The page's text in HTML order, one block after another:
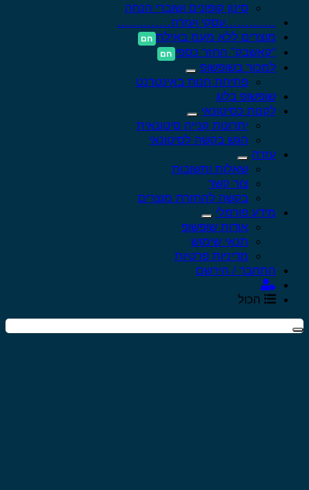
סינון קופונים ושוברי הנחה
………….עסקי ועזרה…………..
מוצרים ללא מעמ באילת
“קאשבק” החזר כספי
למכור בשופשופ
פתיחת חנות באינטרנט
שופשופ בלוג
לקנות כסיטונאי
יתרונות קנייה סיטונאית
הגש בקשה לסיטונאי
עזרה
שאלות ותשובות
צור קשר
בקשה להחזרת מוצרים
מידע פורמלי
אודות שופשופ
תנאי שימוש
מדיניות פרטיות
התחבר / הירשם
הכול